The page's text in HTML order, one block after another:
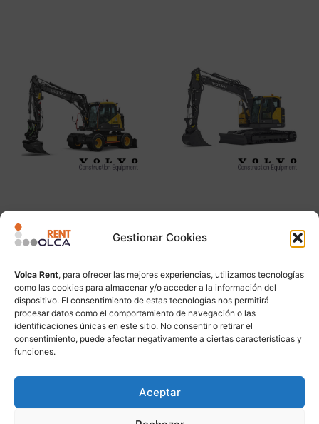
Gestionar Cookies
Volca Rent, para ofrecer las mejores experiencias, utilizamos tecnologías
como las cookies para almacenar y/o acceder a la información del
dispositivo. El consentimiento de estas tecnologías nos permitirá
procesar datos como el comportamiento de navegación o las
identificaciones únicas en este sitio. No consentir o retirar el
consentimiento, puede afectar negativamente a ciertas características y
funciones.
Aceptar
VOLVO EWR130
Leer más
VOLVO ECR145
Leer más